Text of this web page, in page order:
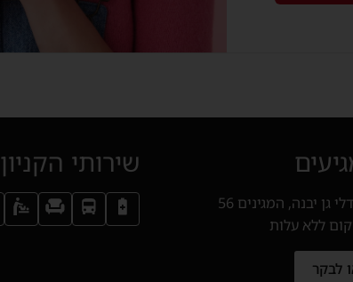
גן יבנה, המגינים 56
ללא עלות
לבקר
שירותי הקניון